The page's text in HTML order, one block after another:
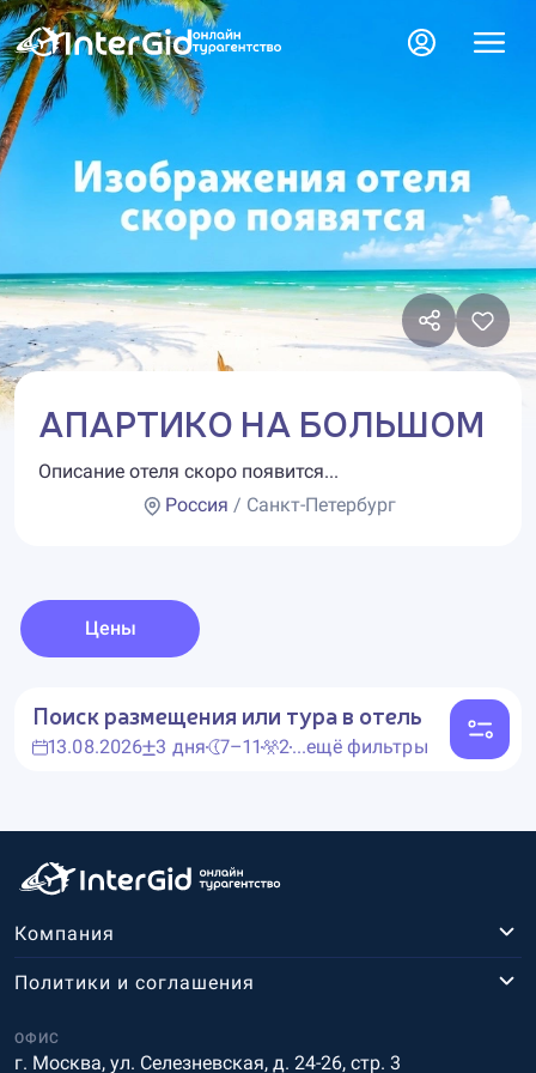
АПАРТИКО НА БОЛЬШОМ
Описание отеля скоро появится...
Россия / Санкт-Петербург
Цены
Поиск размещения или тура в отель
13.08.2026 3 дня 7–11 2...ещё фильтры
Компания
ОФИС
г. Москва, ул. Селезневская, д. 24-26, стр. 3
Политики и соглашения